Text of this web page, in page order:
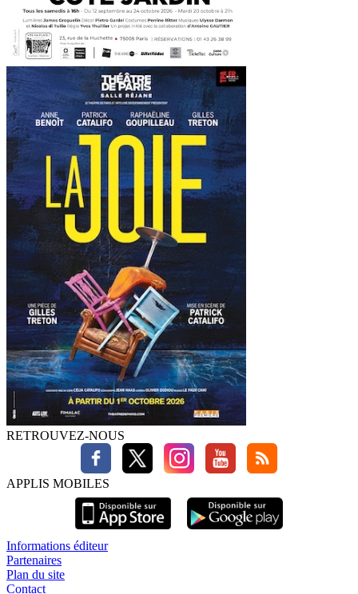
RETROUVEZ-NOUS
APPLIS MOBILES
Informations éditeur
Partenaires
Plan du site
Contact